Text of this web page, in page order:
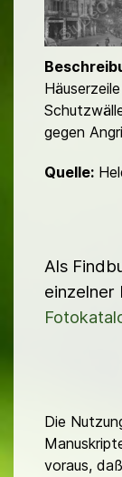
l
d
gegen
Quelle:
Als
einzelner
Die
voraus,